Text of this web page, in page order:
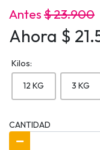
Antes$ 23.900
Ahora $
Kilos:
12 KG 3 KG
CANTIDAD